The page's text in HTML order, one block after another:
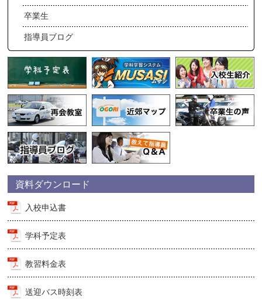
卒業生
指導員ブログ
資料ダウンロード
入校申込書
学科予定表
教習料金表
送迎バス時刻表